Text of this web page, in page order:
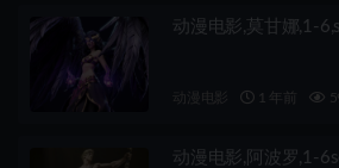
动漫电影,莫甘娜,1-
1 年前
动漫电影,阿波罗,1-